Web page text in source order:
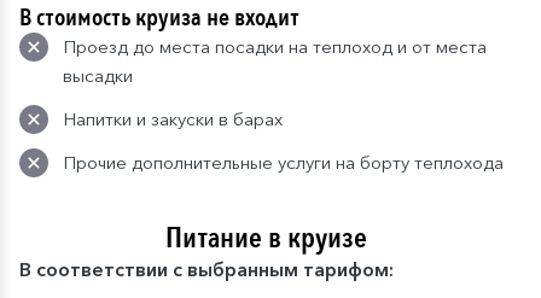
В стоимость круиза не входит
Проезд до места посадки на теплоход и от места
высадки
Напитки и закуски в барах
Прочие дополнительные услуги на борту теплохода
Питание в круизе
В соответствии с выбранным тарифом: